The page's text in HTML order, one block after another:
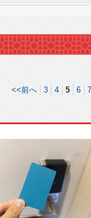
<<前へ 3 4 5 6 7